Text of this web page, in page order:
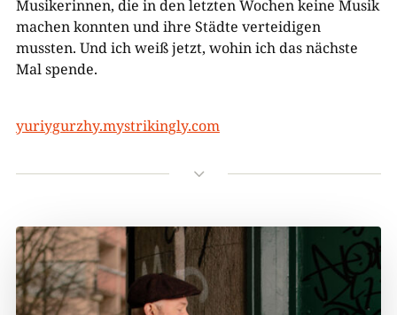
Musikerinnen, die in den letzten Wochen keine Musik
machen konnten und ihre Städte verteidigen
mussten. Und ich weiß jetzt, wohin ich das nächste
Mal spende.
yuriygurzhy.mystrikingly.com
3